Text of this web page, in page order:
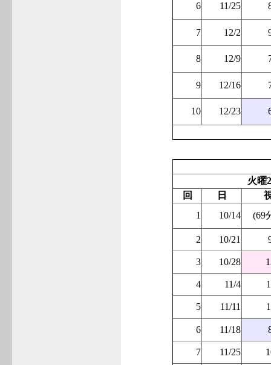
6 11/25
7 12/2
8 12/9
9 12/16
10 12/23
火曜
回
日
1
10/14 (69
2 10/21
3 10/28
4 11/4
5 11/11
6 11/18
7 11/25